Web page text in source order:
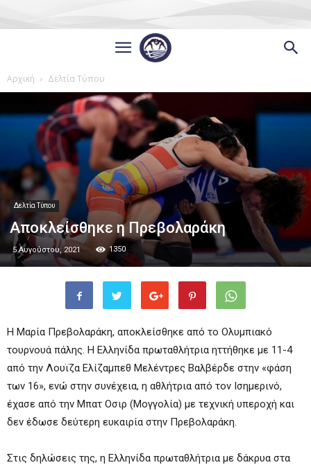
Αρχική Δελτία Τύπου
Δελτία Τύπου
Αποκλείσθηκε η Πρεβολαράκη
5 Αυγούστου, 2021 1350
Η Μαρία Πρεβολαράκη, αποκλείσθηκε από το Ολυμπιακό
τουρνουά πάλης. Η Ελληνίδα πρωταθλήτρια ηττήθηκε με 11-4
από την Λουϊζα Ελίζαμπεθ Μελέντρες Βαλβέρδε στην «φάση
των 16», ενώ στην συνέχεια, η αθλήτρια από τον Ισημερινό,
έχασε από την Μπατ Οσιρ (Μογγολία) με τεχνική υπεροχή και
δεν έδωσε δεύτερη ευκαιρία στην Πρεβολαράκη.
Στις δηλώσεις της, η Ελληνίδα πρωταθλήτρια με δάκρυα στα